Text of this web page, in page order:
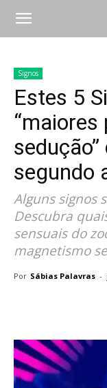
Signos
Estes 5
“maiores
segundo
Alguns signos
Descubra
sensuais do
magnetismo
Por Sábias Palavras -